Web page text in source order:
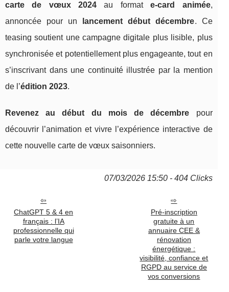
carte de vœux 2024 au formate-card animée,
annoncée pour un
lancement début décembre. Ce
teasing soutient une campagne digitale plus lisible, plus
synchronisée et potentiellement plus engageante, tout en
s’inscrivant dans une continuité illustrée par la mention
de l’édition 2023.
Revenez au début du mois de décembre pour
découvrir l’animation et vivre l’expérience interactive de
cette nouvelle carte de vœux saisonniers.
07/03/2026 15:50 - 404 Clicks
ChatGPT 5 & 4 en
français : l’IA
professionnelle qui
parle votre langue
Pré-inscription
gratuite à un
annuaire CEE &
rénovation
énergétique :
visibilité, confiance et
RGPD au service de
vos conversions